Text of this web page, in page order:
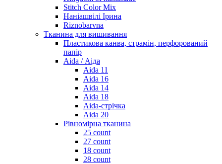
Stitch Color Mix
Наніашвілі Ірина
Riznobarvna
Тканина для вишивання
Пластикова канва, страмін, перфорований
папір
Aida / Аіда
Aida 11
Aida 16
Aida 14
Aida 18
Aida-стрічка
Aida 20
Рівномірна тканина
25 count
27 count
18 count
28 count